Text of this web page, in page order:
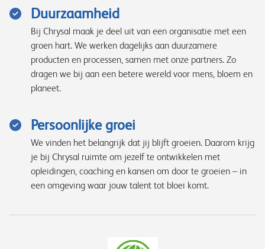
Duurzaamheid
Bij Chrysal maak je deel uit van een organisatie met een
groen hart. We werken dagelijks aan duurzamere
producten en processen, samen met onze partners. Zo
dragen we bij aan een betere wereld voor mens, bloem en
planeet.
Persoonlijke groei
We vinden het belangrijk dat jij blijft groeien. Daarom krijg
je bij Chrysal ruimte om jezelf te ontwikkelen met
opleidingen, coaching en kansen om door te groeien – in
een omgeving waar jouw talent tot bloei komt.